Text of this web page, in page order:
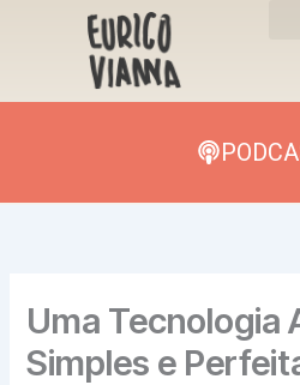
Uma Tecnologia
Simples e